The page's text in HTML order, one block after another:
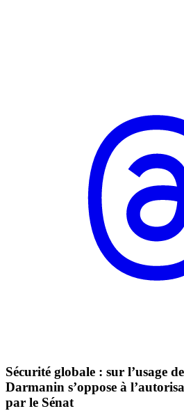
Sécurité globale : sur l’usage
Darmanin s’oppose à
par le Sénat